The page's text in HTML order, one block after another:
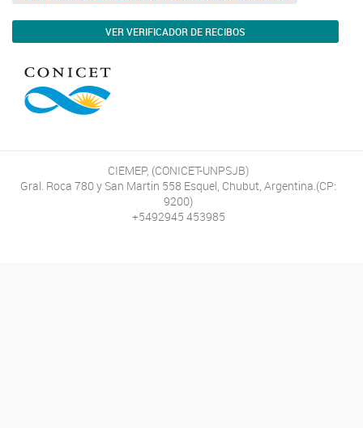
VER VERIFICADOR DE RECIBOS
CIEMEP, (CONICET-UNPSJB)
Gral. Roca 780 y San Martin 558 Esquel, Chubut, Argentina.(CP:
9200)
+5492945 453985